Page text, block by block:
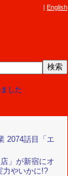
English
した
2074話目「エ
」が新宿にオ
力やいかに!?